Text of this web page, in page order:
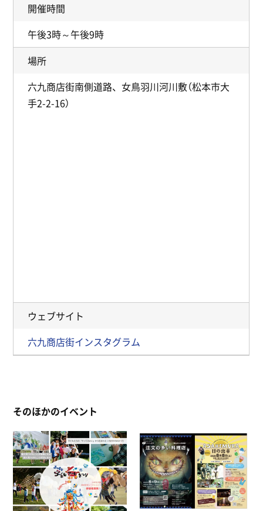
開催時間
午後3時～午後9時
場所
六九商店街南側道路、女鳥羽川河川敷（松本市大
手2-2-16）
ウェブサイト
六九商店街インスタグラム
そのほかのイベント